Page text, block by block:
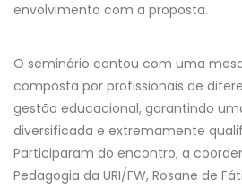
envolvimento com a proposta.
O seminário contou com uma
composta por profissionais de
gestão educacional, garantindo
diversificada e extremamente
Participaram do encontro, a
Pedagogia da URI/FW, Rosane de